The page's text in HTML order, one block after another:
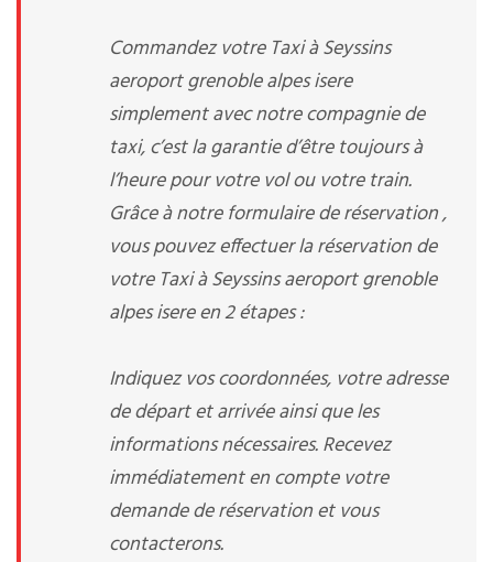
Commandez votre Taxi à Seyssins
aeroport grenoble alpes isere
simplement avec notre compagnie de
taxi, c’est la garantie d’être toujours à
l’heure pour votre vol ou votre train.
Grâce à notre formulaire de réservation ,
vous pouvez effectuer la réservation de
votre Taxi à Seyssins aeroport grenoble
alpes isere en 2 étapes :
Indiquez vos coordonnées, votre adresse
de départ et arrivée ainsi que les
informations nécessaires. Recevez
immédiatement en compte votre
demande de réservation et vous
contacterons.